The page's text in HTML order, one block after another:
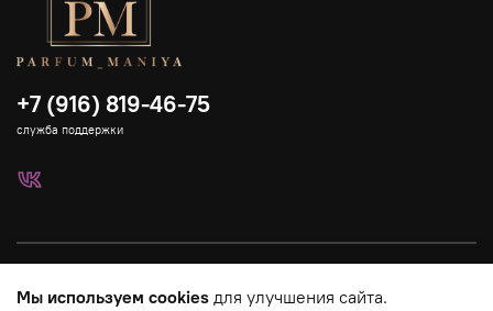
+7 (916) 819-46-75
служба поддержки
Мы используем cookies для улучшения сайта.